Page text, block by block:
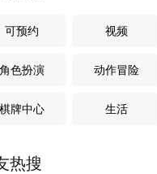
可预约 视频
角色扮演 动作冒险
棋牌中心 生活
热搜